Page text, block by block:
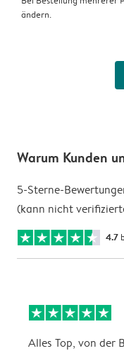
ändern.
Warum Kunden
5-Sterne-
(kann nicht
4.7
Alles Top, von der